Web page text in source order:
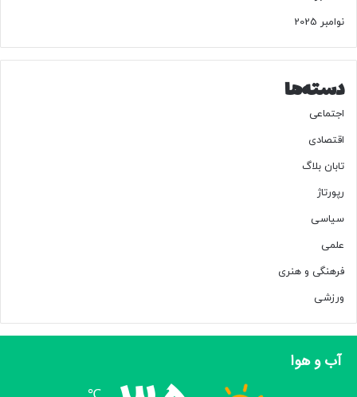
نوامبر 2025
دسته‌ها
اجتماعی
اقتصادی
تابان بلاگ
رپورتاژ
سیاسی
علمی
فرهنگی و هنری
ورزشی
آب و هوا